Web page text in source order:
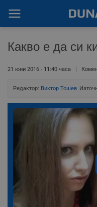
Какво е да си
21 юни 2016 - 11:40 часа
Редактор: Виктор Тошев